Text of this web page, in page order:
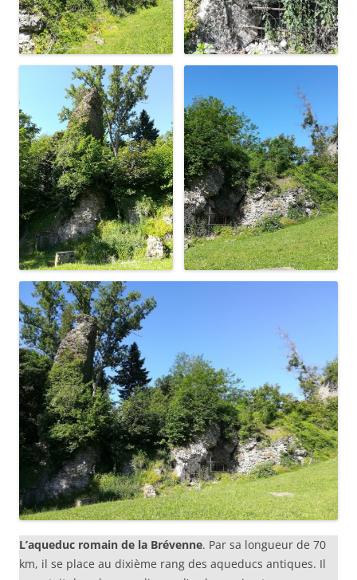
L’aqueduc romain de la Brévenne. Par sa longueur de 70
km, il se place au dixième rang des aqueducs antiques. Il